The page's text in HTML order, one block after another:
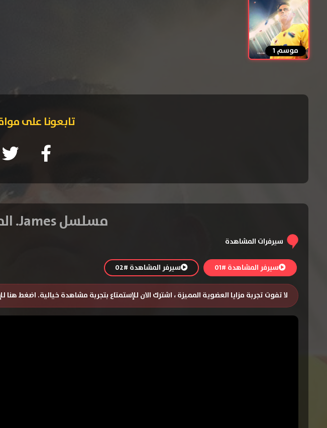
موسم 1
تابعونا على
مسلسل James. الموسم الاول – الحلقة 2
سيرفرات المشاهدة
سيرفر المشاهدة #01 سيرفر المشاهدة #02
لا تفوت تجربة مزايا العضوية المميزة ، اشترك الان للإستمتاع بتجربة مشاهدة خيالية. اضغط هنا